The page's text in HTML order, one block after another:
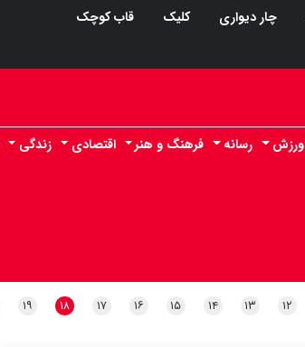
چار دیواری کلیک
قاب کوچک
ورزش رسانه فرهنگ و هنر اقتصادی زندگی
۱۲ ۱۳ ۱۴ ۱۵ ۱۶ ۱۷ ۱۸ ۱۹